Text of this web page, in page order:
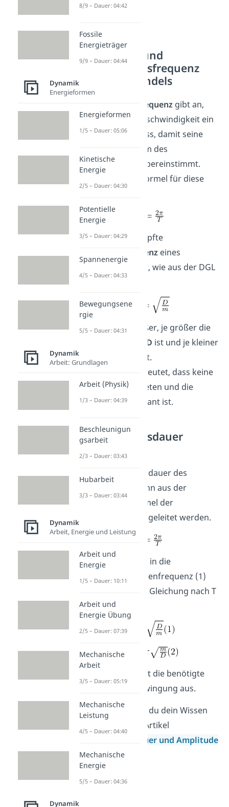
Eigenkreis- und
Schwingungsfrequenz
des Federpendels
Eigenkreisfrequenzgibt an,
welche Winkelgeschwindigkeit ein
Punkt haben muss, damit seine
Frequenz mit dem des
Pendelkörpers übereinstimmt.
Die allgemeine Formel für diese
Für die ungedämpfte
Eigenkreisfrequenzeines
Federpendels gilt, wie aus der DGL
abgeleitet:
Sie ist umso größer, je größer die
Federkonstante D ist und je kleiner
seine Masse m ist.
Ungedämpft bedeutet, dass keine
Reibungen auftreten und die
Amplitudekonstant ist.
Schwingungsdauer
Federpendel
Die Schwingungsdauer des
Federpendels kann aus der
allgemeinen Formel der
abgeleitet werden.
Wir setzten diese in die
ungedämpfte Eigenfrequenz (1)
ein und lösen die Gleichung nach T
(2) auf
Die Formel drückt die benötigte
Zeit für eine Schwingung aus.
Auch hier kannst du dein Wissen
wieder mit dem Artikel
Schwingungsdauer und Amplitude
vertiefen.
8/9 – Dauer: 04:42
Fossile
Energieträger
9/9 – Dauer: 04:44
Dynamik
Energieformen
Energieformen
1/5 – Dauer: 05:06
Kinetische
Energie
2/5 – Dauer: 04:30
Potentielle
Energie
3/5 – Dauer: 04:29
Spannenergie
4/5 – Dauer: 04:33
Bewegungsene
rgie
5/5 – Dauer: 04:31
Dynamik
Arbeit: Grundlagen
Arbeit (Physik)
1/3 – Dauer: 04:39
Beschleunigun
gsarbeit
2/3 – Dauer: 03:43
Hubarbeit
3/3 – Dauer: 03:44
Dynamik
Arbeit, Energie und Leistung
Arbeit und
Energie
1/5 – Dauer: 10:11
Arbeit und
Energie Übung
2/5 – Dauer: 07:39
Mechanische
Arbeit
3/5 – Dauer: 05:19
Mechanische
Leistung
4/5 – Dauer: 04:40
Mechanische
Energie
5/5 – Dauer: 04:36
Dynamik